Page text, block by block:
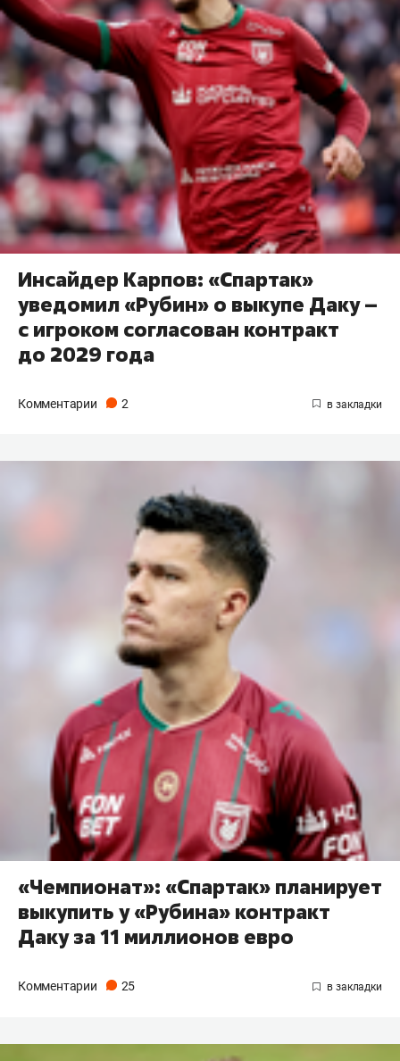
Инсайдер Карпов: «Спартак»
уведомил «Рубин» о выкупе Даку –
с игроком согласован контракт
до 2029 года
Комментарии 2
«Чемпионат»: «Спартак» планирует
выкупить у «Рубина» контракт
Даку за 11 миллионов евро
Комментарии 25